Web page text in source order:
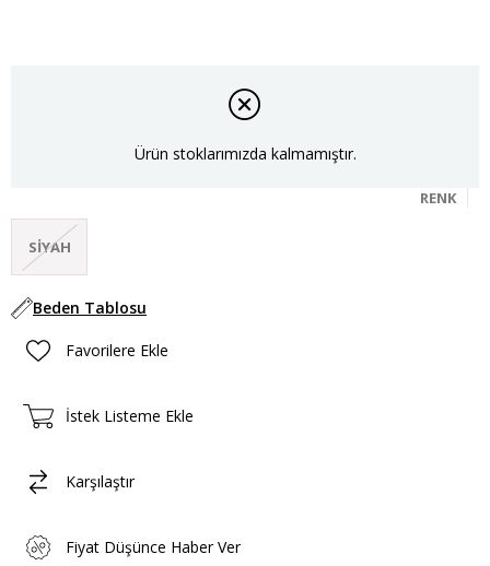
Ürün stoklarımızda kalmamıştır.
RENK
SIYAH
Beden Tablosu
Favorilere Ekle
İstek Listeme Ekle
Karşılaştır
Fiyat Düşünce Haber Ver